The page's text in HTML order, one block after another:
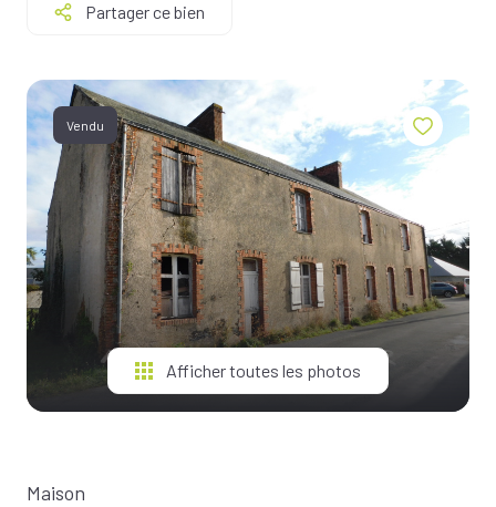
BIENS
NOS
BIENS À
LA
LOCATION
ESTIMEZ
VOTRE
BIEN
NOTRE
ÉQUIPE
Partager ce bien
Vendu
Afficher toutes les photos
Maison